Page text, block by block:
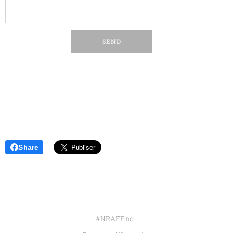
SEND
Share
#NRAFF.no